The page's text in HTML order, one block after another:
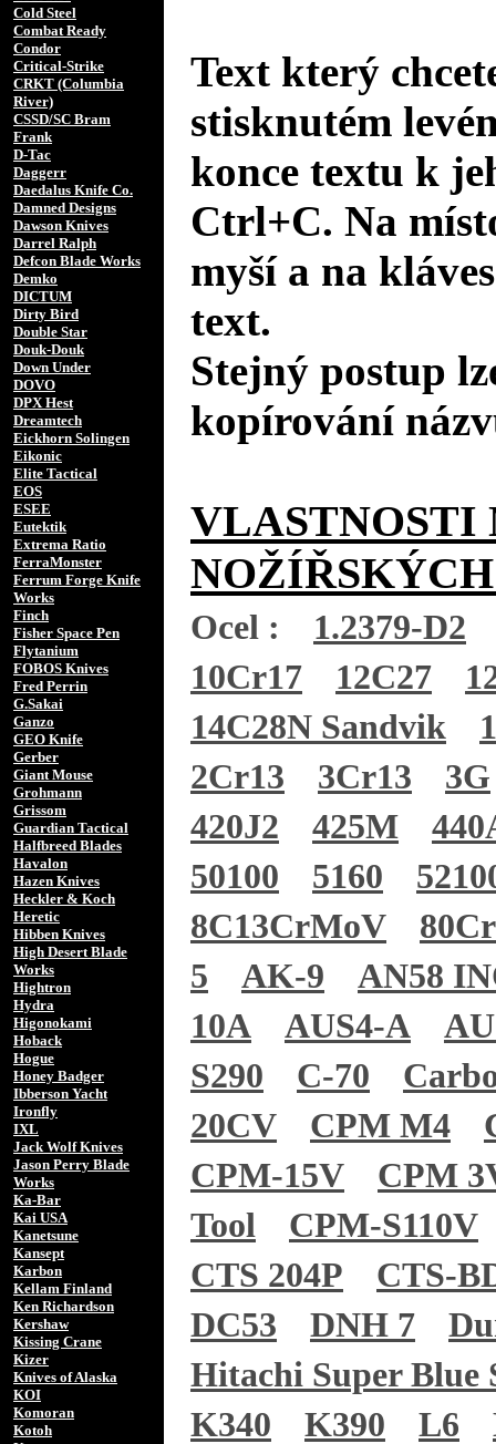
Cold Steel
Combat Ready
Condor
Critical-Strike
CRKT (Columbia
River)
CSSD/SC Bram
Frank
D-Tac
Daggerr
Daedalus Knife Co.
Damned Designs
Dawson Knives
Darrel Ralph
Defcon Blade Works
Demko
DICTUM
Dirty Bird
Double Star
Douk-Douk
Down Under
DOVO
DPX Hest
Dreamtech
Eickhorn Solingen
Eikonic
Elite Tactical
EOS
ESEE
Eutektik
Extrema Ratio
FerraMonster
Ferrum Forge Knife
Works
Finch
Fisher Space Pen
Flytanium
FOBOS Knives
Fred Perrin
G.Sakai
Ganzo
GEO Knife
Gerber
Giant Mouse
Grohmann
Grissom
Guardian Tactical
Halfbreed Blades
Havalon
Hazen Knives
Heckler & Koch
Heretic
Hibben Knives
High Desert Blade
Works
Hightron
Hydra
Higonokami
Hoback
Hogue
Honey Badger
Ibberson Yacht
Ironfly
IXL
Jack Wolf Knives
Jason Perry Blade
Works
Ka-Bar
Kai USA
Kanetsune
Kansept
Karbon
Kellam Finland
Ken Richardson
Kershaw
Kissing Crane
Kizer
Knives of Alaska
KOI
Komoran
Kotoh
Text který
stisknutém
konce textu k
Ctrl+C. Na
myší a na
text.
Stejný postup
kopírování
VLASTNOSTI
Ocel :
1.2379-D2
10Cr17
12C27
14C28N Sandvik
2Cr13
3Cr13
3G
420J2
425M
50100
5160
8C13CrMoV
5
AK-9
AN58
10A
AUS4-A
S290
C-70
20CV
CPM M4
CPM-15V
CPM
Tool
CPM-S110V
CTS 204P
CTS-
DC53
DNH 7
Hitachi Super Blue
K340
K390 L6